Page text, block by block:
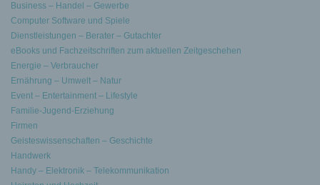
Business – Handel – Gewerbe
Computer Software und Spiele
Dienstleistungen – Berater – Gutachter
eBooks und Fachzeitschriften zum aktuellen Zeitgeschehen
Energie – Verbraucher
Ernährung – Umwelt – Natur
Event – Entertainment – Lifestyle
Familie-Jugend-Erziehung
Firmen
Geisteswissenschaften – Geschichte
Handwerk
Handy – Elektronik – Telekommunikation